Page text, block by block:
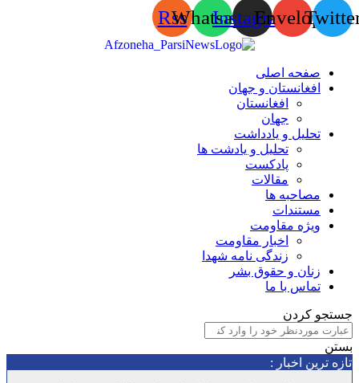
Instagram
Whatsapp
Rss
صفحه اصلی
افغانستان و جهان
افغانستان
جهان
تحلیل و یادداشت
تحلیل و یادشت ها
پادکست
مقالات
مصاحبه ها
مستندات
ویژه مقاومت
اخبار مقاومت
زندگی نامه شهدا
زنان و حقوق بشر
تماس با ما
کردن
اخبار :